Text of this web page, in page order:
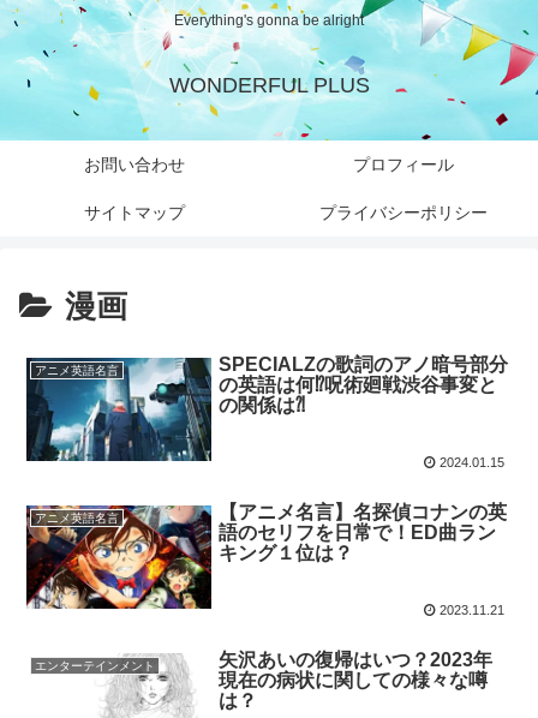
Everything's gonna be alright
WONDERFUL PLUS
お問い合わせ プロフィール
サイトマップ プライバシーポリシー
漫画
アニメ英語名言
SPECIALZの歌詞のアノ暗号部分
の英語は何⁉︎呪術廻戦渋谷事変と
の関係は⁈
2024.01.15
アニメ英語名言
【アニメ名言】名探偵コナンの英
語のセリフを日常で！ED曲ラン
キング１位は？
2023.11.21
エンターテインメント
矢沢あいの復帰はいつ？2023年
現在の病状に関しての様々な噂
は？